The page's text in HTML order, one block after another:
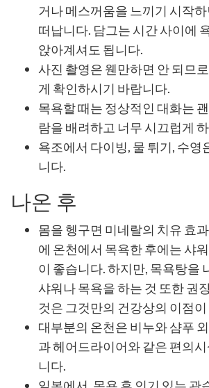
거나 메스꺼움을 느끼기 시작
떠납니다. 담그는 시간 사이에
앉아계셔도 됩니다.
사진 촬영은 웬만하면 안 되므
게 확인하시기 바랍니다.
목욕할 때는 정상적인 대화는
람을 배려하고 너무 시끄럽게
욕조에서 다이빙, 물 튀기, 수영
니다.
나온 후
몸을 헹구면 미네랄의 치유 효
에 온천에서 목욕한 후에는 샤
이 좋습니다. 하지만, 목욕탕을
샤워나 목욕을 하는 것 또한 권
것은 그것만의 건강상의 이점
대부분의 온천은 비누와 샴푸
과 헤어드라이어와 같은 편의
니다.